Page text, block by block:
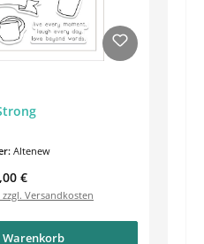
Altenew
Preis:
€
Versandkosten
Warenkorb